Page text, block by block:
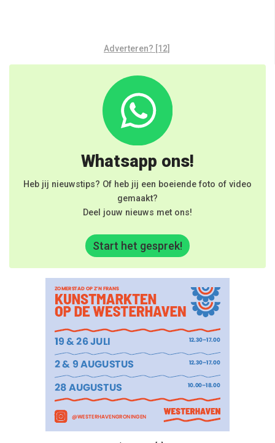
Adverteren? [12]
Whatsapp ons!
Heb jij nieuwstips? Of heb jij een boeiende foto of video
gemaakt?
Deel jouw nieuws met ons!
Start het gesprek!